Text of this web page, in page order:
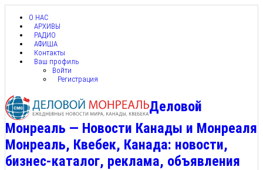
О НАС
АРХИВЫ
РАДИО
АФИША
Контакты
Ваш профиль
Войти
Регистрация
Деловой
Монреаль — Новости Канады и Монреаля
Монреаль, Квебек, Канада: новости,
бизнес-каталог, реклама, объявления